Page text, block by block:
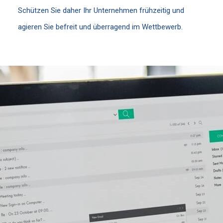
Schützen Sie daher Ihr Unternehmen frühzeitig und
agieren Sie befreit und überragend im Wettbewerb.